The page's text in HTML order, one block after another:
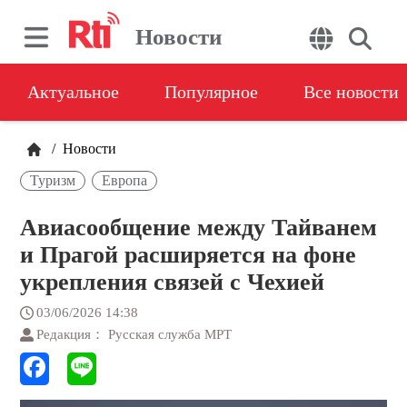
Новости
Актуальное Популярное Все новости
/ Новости
Туризм Европа
Авиасообщение между Тайванем
и Прагой расширяется на фоне
укрепления связей с Чехией
03/06/2026 14:38
Редакция： Русская служба МРТ